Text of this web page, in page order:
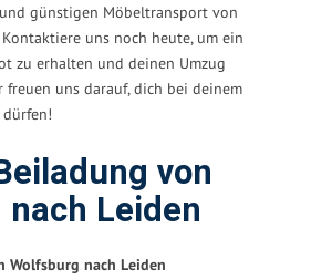
günstigen Möbeltransport von
uns noch heute, um ein
zu erhalten und deinen Umzug
freuen uns darauf, dich bei deinem
von
Leiden
Wolfsburg nach Leiden